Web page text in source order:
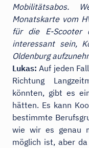
Mobilitätsabos.
Monatskarte vom
für die E-Scooter
interessant sein,
Oldenburg
Lukas:Auf jeden
Richtung
könnten, gibt es
hätten. Es kann
bestimmte
wie wir es genau
möglich ist, aber